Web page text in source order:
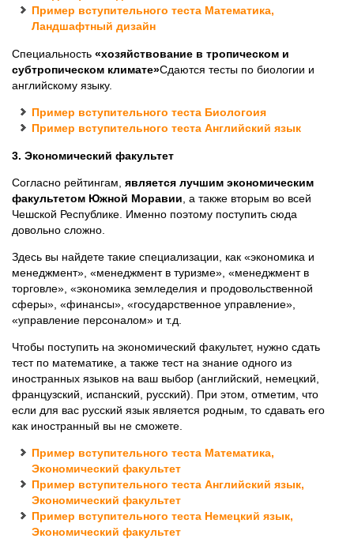
Пример вступительного теста Математика,
Ландшафтный дизайн
Специальность «хозяйствование в тропическом и
субтропическом климате»Сдаются тесты по биологии и
английскому языку.
Пример вступительного теста Биологоия
Пример вступительного теста Английский язык
3. Экономический факультет
Согласно рейтингам, является лучшим экономическим
факультетом Южной Моравии , а также вторым во всей
Чешской Республике. Именно поэтому поступить сюда
довольно сложно.
Здесь вы найдете такие специализации, как «экономика и
менеджмент», «менеджмент в туризме», «менеджмент в
торговле», «экономика земледелия и продовольственной
сферы», «финансы», «государственное управление»,
«управление персоналом» и т.д.
Чтобы поступить на экономический факультет, нужно сдать
тест по математике, а также тест на знание одного из
иностранных языков на ваш выбор (английский, немецкий,
французский, испанский, русский). При этом, отметим, что
если для вас русский язык является родным, то сдавать его
как иностранный вы не сможете.
Пример вступительного теста Математика,
Экономический факультет
Пример вступительного теста Английский язык,
Экономический факультет
Пример вступительного теста Немецкий язык,
Экономический факультет